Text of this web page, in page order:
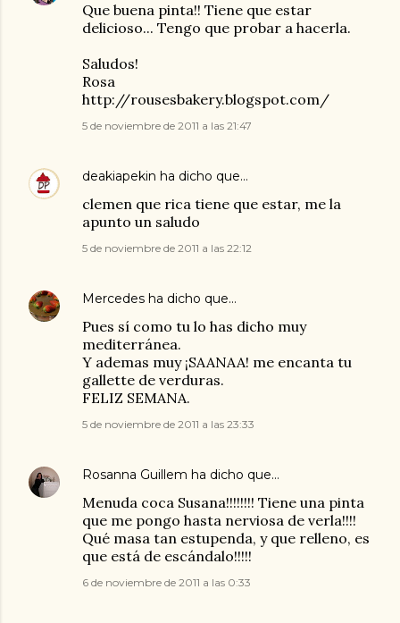
Que buena pinta!! Tiene que estar
delicioso... Tengo que probar a hacerla.
Saludos!
Rosa
http://rousesbakery.blogspot.com/
5 de noviembre de 2011 a las 21:47
deakiapekin ha dicho que…
clemen que rica tiene que estar, me la
apunto un saludo
5 de noviembre de 2011 a las 22:12
Mercedes ha dicho que…
Pues sí como tu lo has dicho muy
mediterránea.
Y ademas muy ¡SAANAA! me encanta tu
gallette de verduras.
FELIZ SEMANA.
5 de noviembre de 2011 a las 23:33
Rosanna Guillem ha dicho que…
Menuda coca Susana!!!!!!!! Tiene una pinta
que me pongo hasta nerviosa de verla!!!!
Qué masa tan estupenda, y que relleno, es
que está de escándalo!!!!!
6 de noviembre de 2011 a las 0:33